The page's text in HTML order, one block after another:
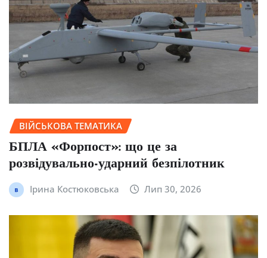
ВІЙСЬКОВА ТЕМАТИКА
БПЛА «Форпост»: що це за
розвідувально-ударний безпілотник
Ірина Костюковська Лип 30, 2026